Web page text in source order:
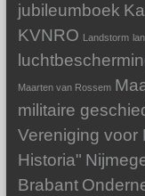
jubileumboek
KVNRO Landstorm
Maarten van Rossem
militaire
Vereniging voor
Historia"
Brabant